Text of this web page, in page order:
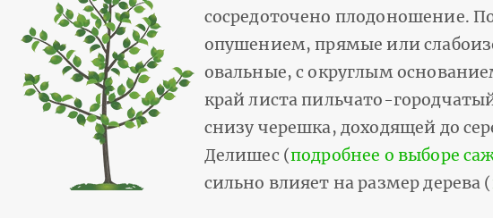
сосредоточено плодоношение.
опушением, прямые или
овальные, с округлым
край листа пильчато-
снизу черешка, доходящей до
Делишес (подробнее о выборе
сильно влияет на размер дерева (